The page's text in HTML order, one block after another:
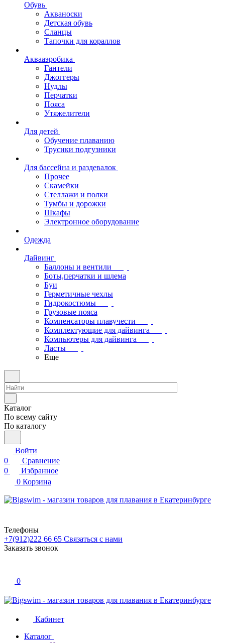
Обувь
Акваноски
Детская обувь
Сланцы
Тапочки для кораллов
Аквааэробика
Гантели
Джоггеры
Нудлы
Перчатки
Пояса
Утяжелители
Для детей
Обучение плаванию
Трусики подгузники
Для бассейна и раздевалок
Прочее
Скамейки
Стеллажи и полки
Тумбы и дорожки
Шкафы
Электронное оборудование
Одежда
Дайвинг
Баллоны и вентили
Боты,перчатки и шлема
Буи
Герметичные чехлы
Гидрокостюмы
Грузовые пояса
Компенсаторы плавучести
Комплектующие для дайвинга
Компьютеры для дайвинга
Ласты
Еще
Каталог
По всему сайту
По каталогу
Войти
0
Сравнение
0
Избранное
0 Корзина
Телефоны
+7(912)222 66 65 Связаться с нами
Заказать звонок
0
Кабинет
Каталог